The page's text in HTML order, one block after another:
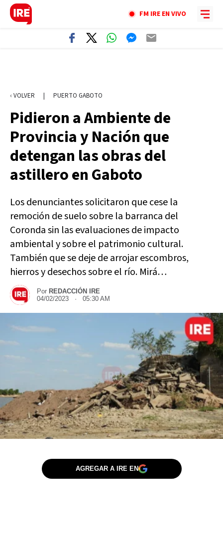
FM IRE EN VIVO
‹ VOLVER | PUERTO GABOTO
Pidieron a Ambiente de
Provincia y Nación que
detengan las obras del
astillero en Gaboto
Los denunciantes solicitaron que cese la
remoción de suelo sobre la barranca del
Coronda sin las evaluaciones de impacto
ambiental y sobre el patrimonio cultural.
También que se deje de arrojar escombros,
hierros y desechos sobre el río. Mirá…
Por REDACCIÓN IRE
04/02/2023 · 05:30 AM
AGREGAR A IRE EN